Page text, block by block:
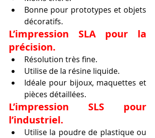
Bonne pour prototypes et objets
décoratifs.
L’impression SLA pour la
précision.
Résolution très fine.
Utilise de la résine liquide.
Idéale pour bijoux, maquettes et
pièces détaillées.
L’impression SLS pour
l’industriel.
Utilise la poudre de plastique ou